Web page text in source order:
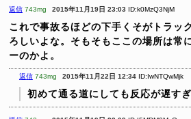
返信 743mg 2015年11月19日 23:03 ID:k0MzQ3NjM
これで事故るほどの下手くそがトラッ
ろしいよな。そもそもここの場所は常
ーのかよ。
返信 743mg 2015年11月22日 12:34 ID:IwNTQwMjk
初めて通る道にしても反応が遅す